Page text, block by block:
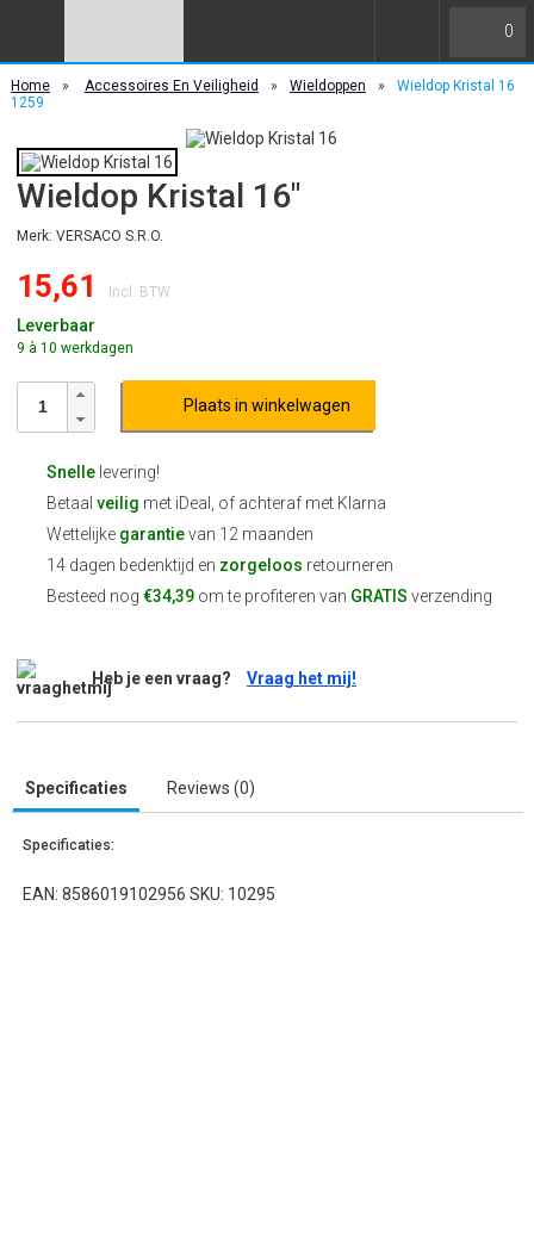
0
Home » Accessoires En Veiligheid » Wieldoppen »
Wieldop Kristal 16
1259
Wieldop Kristal 16"
Merk: VERSACO S.R.O.
15,61 Incl. BTW
Leverbaar
9 à 10 werkdagen
Plaats in winkelwagen
Snellelevering!
Betaal veilig met iDeal, of achteraf met Klarna
Wettelijke garantievan 12 maanden
14 dagen bedenktijd en zorgeloos retourneren
Besteed nog €34,39om te profiteren van GRATIS verzending
Heb je een vraag? Vraag het mij!
Specificaties Reviews (0)
Specificaties:
EAN: 8586019102956 SKU: 10295